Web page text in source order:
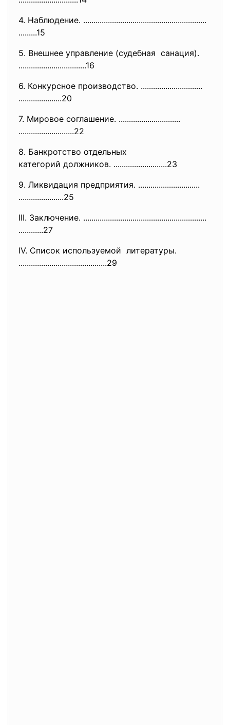
4. Наблюдение. ............................................................
.........15
5. Внешнее управление (судебная санация).
.................................16
6. Конкурсное производство. ..............................
.....................20
7. Мировое соглашение. ..............................
...........................22
8. Банкротство отдельных
категорий должников. ..........................23
9. Ликвидация предприятия. ..............................
......................25
III. Заключение. ............................................................
............27
IV. Список используемой литературы.
...........................................29